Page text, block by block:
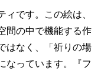
ィです。この絵は、
間の中で機能する作
はなく、「祈りの場
なっています。『フ